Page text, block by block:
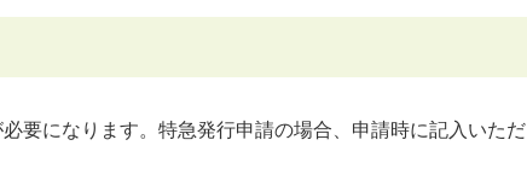
要になります。特急発行申請の場合、申請時に記入いただ